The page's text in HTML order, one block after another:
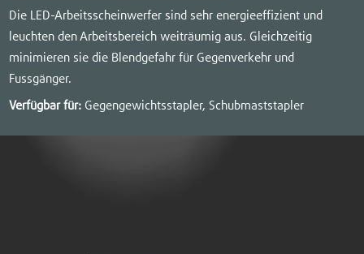
Die LED-Arbeitsscheinwerfer sind sehr energieeffizient und
leuchten den Arbeitsbereich weiträumig aus. Gleichzeitig
minimieren sie die Blendgefahr für Gegenverkehr und
Fussgänger.
Verfügbar für: Gegengewichtsstapler, Schubmaststapler